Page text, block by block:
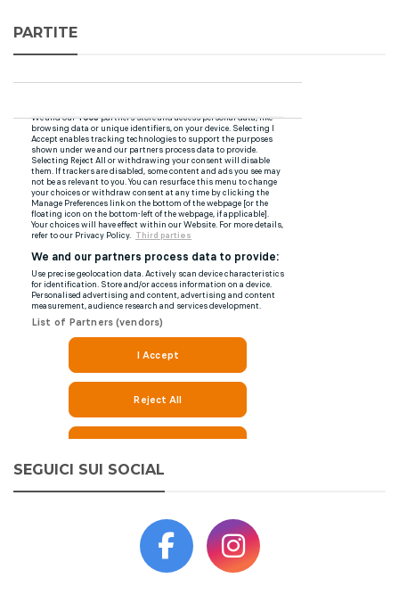
PARTITE
SEGUICI SUI SOCIAL